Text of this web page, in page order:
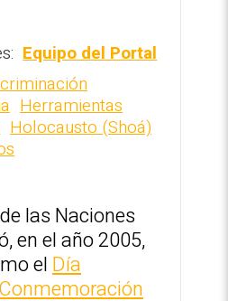
EN LÍNEA DE
SOBRE
DEL
Equipo del Portal
Herramientas
Holocausto (Shoá)
las Naciones
en el año 2005,
el Día